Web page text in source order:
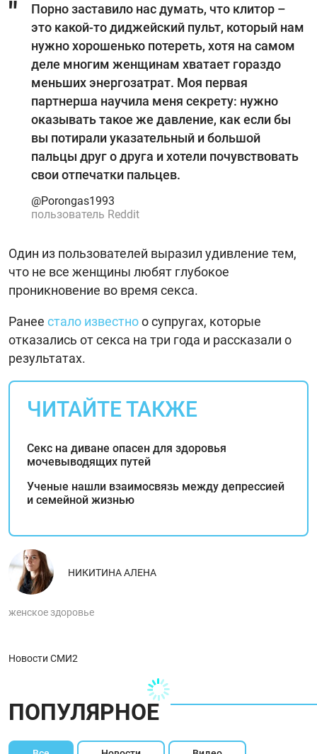
Порно заставило нас думать, что клитор –
это какой-то диджейский пульт, который нам
нужно хорошенько потереть, хотя на самом
деле многим женщинам хватает гораздо
меньших энергозатрат. Моя первая
партнерша научила меня секрету: нужно
оказывать такое же давление, как если бы
вы потирали указательный и большой
пальцы друг о друга и хотели почувствовать
свои отпечатки пальцев.
@Porongas1993
пользователь Reddit
Один из пользователей выразил удивление тем,
что не все женщины любят глубокое
проникновение во время секса.
Ранее стало известноо супругах, которые
отказались от секса на три года и рассказали о
результатах.
ЧИТАЙТЕ ТАКЖЕ
Секс на диване опасен для здоровья
мочевыводящих путей
Ученые нашли взаимосвязь между депрессией
и семейной жизнью
НИКИТИНА АЛЕНА
женское здоровье
Новости СМИ2
ПОПУЛЯРНОЕ